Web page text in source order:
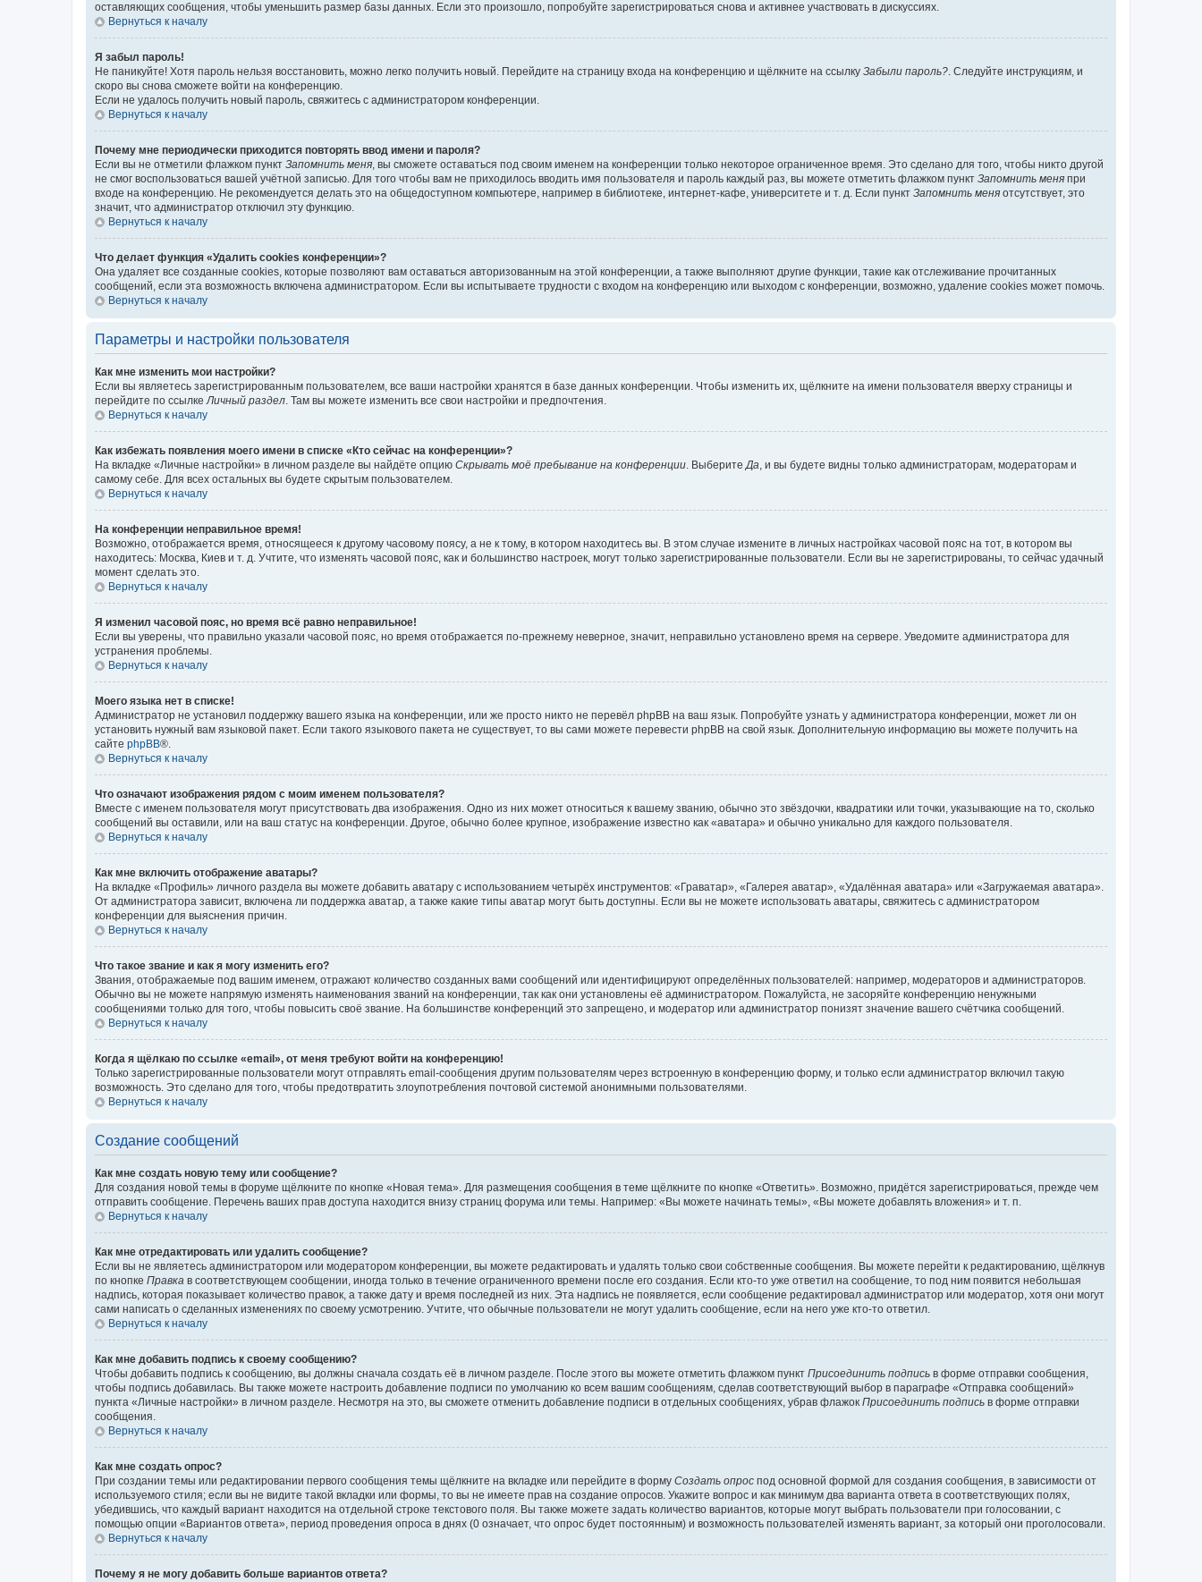
оставляющих сообщения, чтобы уменьшить размер базы данных. Если это произошло, попробуйте зарегистрироваться снова и активнее участвовать в дискуссиях.
Вернуться к началу
Я забыл пароль!
Не паникуйте! Хотя пароль нельзя восстановить, можно легко получить новый. Перейдите на страницу входа на конференцию и щёлкните на ссылку Забыли пароль?. Следуйте инструкциям, и
скоро вы снова сможете войти на конференцию.
Если не удалось получить новый пароль, свяжитесь с администратором конференции.
Вернуться к началу
Почему мне периодически приходится повторять ввод имени и пароля?
Если вы не отметили флажком пункт Запомнить меня, вы сможете оставаться под своим именем на конференции только некоторое ограниченное время. Это сделано для того, чтобы никто другой
не смог воспользоваться вашей учётной записью. Для того чтобы вам не приходилось вводить имя пользователя и пароль каждый раз, вы можете отметить флажком пункт Запомнить меня при
входе на конференцию. Не рекомендуется делать это на общедоступном компьютере, например в библиотеке, интернет-кафе, университете и т. д. Если пункт Запомнить меня отсутствует, это
значит, что администратор отключил эту функцию.
Вернуться к началу
Что делает функция «Удалить cookies конференции»?
Она удаляет все созданные cookies, которые позволяют вам оставаться авторизованным на этой конференции, а также выполняют другие функции, такие как отслеживание прочитанных
сообщений, если эта возможность включена администратором. Если вы испытываете трудности с входом на конференцию или выходом с конференции, возможно, удаление cookies может помочь.
Вернуться к началу
Параметры и настройки пользователя
Как мне изменить мои настройки?
Если вы являетесь зарегистрированным пользователем, все ваши настройки хранятся в базе данных конференции. Чтобы изменить их, щёлкните на имени пользователя вверху страницы и
перейдите по ссылкеЛичный раздел. Там вы можете изменить все свои настройки и предпочтения.
Вернуться к началу
Как избежать появления моего имени в списке «Кто сейчас на конференции»?
На вкладке «Личные настройки» в личном разделе вы найдёте опцию Скрывать моё пребывание на конференции. ВыберитеДа, и вы будете видны только администраторам, модераторам и
самому себе. Для всех остальных вы будете скрытым пользователем.
Вернуться к началу
На конференции неправильное время!
Возможно, отображается время, относящееся к другому часовому поясу, а не к тому, в котором находитесь вы. В этом случае измените в личных настройках часовой пояс на тот, в котором вы
находитесь: Москва, Киев и т. д. Учтите, что изменять часовой пояс, как и большинство настроек, могут только зарегистрированные пользователи. Если вы не зарегистрированы, то сейчас удачный
момент сделать это.
Вернуться к началу
Я изменил часовой пояс, но время всё равно неправильное!
Если вы уверены, что правильно указали часовой пояс, но время отображается по-прежнему неверное, значит, неправильно установлено время на сервере. Уведомите администратора для
устранения проблемы.
Вернуться к началу
Моего языка нет в списке!
Администратор не установил поддержку вашего языка на конференции, или же просто никто не перевёл phpBB на ваш язык. Попробуйте узнать у администратора конференции, может ли он
установить нужный вам языковой пакет. Если такого языкового пакета не существует, то вы сами можете перевести phpBB на свой язык. Дополнительную информацию вы можете получить на
сайте phpBB®.
Вернуться к началу
Что означают изображения рядом с моим именем пользователя?
Вместе с именем пользователя могут присутствовать два изображения. Одно из них может относиться к вашему званию, обычно это звёздочки, квадратики или точки, указывающие на то, сколько
сообщений вы оставили, или на ваш статус на конференции. Другое, обычно более крупное, изображение известно как «аватара» и обычно уникально для каждого пользователя.
Вернуться к началу
Как мне включить отображение аватары?
На вкладке «Профиль» личного раздела вы можете добавить аватару с использованием четырёх инструментов: «Граватар», «Галерея аватар», «Удалённая аватара» или «Загружаемая аватара».
От администратора зависит, включена ли поддержка аватар, а также какие типы аватар могут быть доступны. Если вы не можете использовать аватары, свяжитесь с администратором
конференции для выяснения причин.
Вернуться к началу
Что такое звание и как я могу изменить его?
Звания, отображаемые под вашим именем, отражают количество созданных вами сообщений или идентифицируют определённых пользователей: например, модераторов и администраторов.
Обычно вы не можете напрямую изменять наименования званий на конференции, так как они установлены её администратором. Пожалуйста, не засоряйте конференцию ненужными
сообщениями только для того, чтобы повысить своё звание. На большинстве конференций это запрещено, и модератор или администратор понизят значение вашего счётчика сообщений.
Вернуться к началу
Когда я щёлкаю по ссылке «email», от меня требуют войти на конференцию!
Только зарегистрированные пользователи могут отправлять email-сообщения другим пользователям через встроенную в конференцию форму, и только если администратор включил такую
возможность. Это сделано для того, чтобы предотвратить злоупотребления почтовой системой анонимными пользователями.
Вернуться к началу
Создание сообщений
Как мне создать новую тему или сообщение?
Для создания новой темы в форуме щёлкните по кнопке «Новая тема». Для размещения сообщения в теме щёлкните по кнопке «Ответить». Возможно, придётся зарегистрироваться, прежде чем
отправить сообщение. Перечень ваших прав доступа находится внизу страниц форума или темы. Например: «Вы можете начинать темы», «Вы можете добавлять вложения» и т. п.
Вернуться к началу
Как мне отредактировать или удалить сообщение?
Если вы не являетесь администратором или модератором конференции, вы можете редактировать и удалять только свои собственные сообщения. Вы можете перейти к редактированию, щёлкнув
по кнопке Правка в соответствующем сообщении, иногда только в течение ограниченного времени после его создания. Если кто-то уже ответил на сообщение, то под ним появится небольшая
надпись, которая показывает количество правок, а также дату и время последней из них. Эта надпись не появляется, если сообщение редактировал администратор или модератор, хотя они могут
сами написать о сделанных изменениях по своему усмотрению. Учтите, что обычные пользователи не могут удалить сообщение, если на него уже кто-то ответил.
Вернуться к началу
Как мне добавить подпись к своему сообщению?
Чтобы добавить подпись к сообщению, вы должны сначала создать её в личном разделе. После этого вы можете отметить флажком пункт Присоединить подпись в форме отправки сообщения,
чтобы подпись добавилась. Вы также можете настроить добавление подписи по умолчанию ко всем вашим сообщениям, сделав соответствующий выбор в параграфе «Отправка сообщений»
пункта «Личные настройки» в личном разделе. Несмотря на это, вы сможете отменить добавление подписи в отдельных сообщениях, убрав флажок Присоединить подпись в форме отправки
сообщения.
Вернуться к началу
Как мне создать опрос?
При создании темы или редактировании первого сообщения темы щёлкните на вкладке или перейдите в форму Создать опрос под основной формой для создания сообщения, в зависимости от
используемого стиля; если вы не видите такой вкладки или формы, то вы не имеете прав на создание опросов. Укажите вопрос и как минимум два варианта ответа в соответствующих полях,
убедившись, что каждый вариант находится на отдельной строке текстового поля. Вы также можете задать количество вариантов, которые могут выбрать пользователи при голосовании, с
помощью опции «Вариантов ответа», период проведения опроса в днях (0 означает, что опрос будет постоянным) и возможность пользователей изменять вариант, за который они проголосовали.
Вернуться к началу
Почему я не могу добавить больше вариантов ответа?